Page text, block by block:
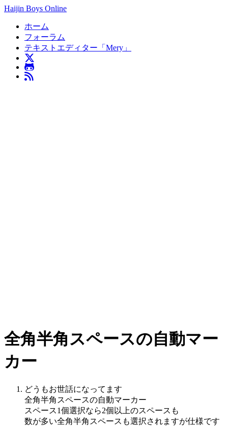
Haijin Boys Online
ホーム
フォーラム
テキストエディター「Mery」
全角半角スペースの自動マー
カー
どうもお世話になってます
全角半角スペースの自動マーカー
スペース1個選択なら2個以上のスペースも
数が多い全角半角スペースも選択されますが仕様です